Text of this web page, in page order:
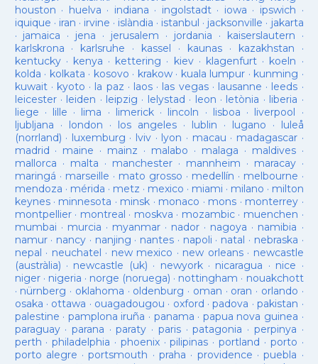
houston · huelva · indiana · ingolstadt· iowa · ipswich ·
iquique · iran · irvine · islàndia · istanbul · jacksonville · jakarta
· jamaica · jena · jerusalem · jordania · kaiserslautern ·
karlskrona · karlsruhe · kassel · kaunas· kazakhstan ·
kentucky· kenya · kettering · kiev· klagenfurt · koeln ·
kolda · kolkata · kosovo · krakow· kuala lumpur · kunming ·
kuwait· kyoto · la paz · laos· las vegas· lausanne · leeds ·
leicester· leiden · leipzig · lelystad · leon · letònia · liberia ·
liege · lille · lima · limerick· lincoln · lisboa · liverpool ·
ljubljana · london · los angeles· lublin · lugano · luleå
(norrland) · luxemburg · lviv · lyon · macau · madagascar·
madrid · maine · mainz · malabo · malaga · maldives·
mallorca · malta · manchester· mannheim · maracay·
maringá · marseille · mato grosso · medellín · melbourne ·
mendoza · mérida · metz · mexico · miami · milano · milton
keynes· minnesota · minsk · monaco · mons · monterrey ·
montpellier· montreal · moskva · mozambic· muenchen ·
mumbai · murcia · myanmar· nador · nagoya · namibia ·
namur· nancy · nanjing · nantes · napoli · natal · nebraska ·
nepal · neuchatel · new mexico · new orleans· newcastle
(austràlia) · newcastle (uk) · newyork· nicaragua · nice ·
niger· nigeria · norge (noruega) · nottingham · nouakchott
· nürnberg · oklahoma · oldenburg · oman · oran · orlando ·
osaka · ottawa · ouagadougou · oxford ·padova ·pakistan ·
palestine · pamplona iruña · panama · papua nova guinea ·
paraguay· parana ·paraty · paris·patagonia · perpinya ·
perth ·philadelphia · phoenix·pilipinas ·portland · porto ·
porto alegre ·portsmouth ·praha · providence ·puebla ·